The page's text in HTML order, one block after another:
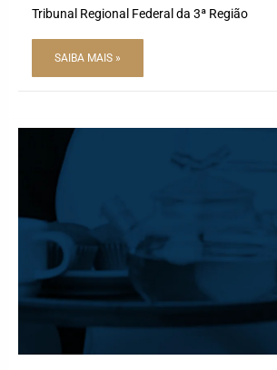
Tribunal Regional Federal da 3ª Região
SAIBA MAIS »